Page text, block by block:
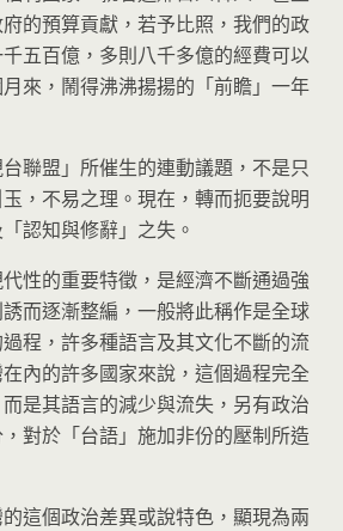
的預算貢獻，若予比照，我們的政
五百億，多則八千多億的經費可以
來，鬧得沸沸揚揚的「前瞻」一年
台聯盟」所催生的連動議題，不是只
，不易之理。現在，轉而扼要說明
認知與修辭」之失。
性的重要特徵，是經濟不斷通過強
而逐漸整編，一般將此稱作是全球
程，許多種語言及其文化不斷的流
內的許多國家來說，這個過程完全
是其語言的減少與流失，另有政治
對於「台語」施加非份的壓制所造
這個政治差異或說特色，顯現為兩